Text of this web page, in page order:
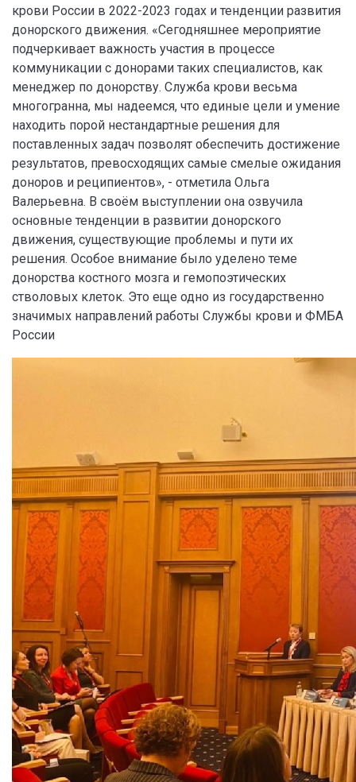
крови России в 2022-2023 годах и тенденции развития
донорского движения. «Сегодняшнее мероприятие
подчеркивает важность участия в процессе
коммуникации с донорами таких специалистов, как
менеджер по донорству. Служба крови весьма
многогранна, мы надеемся, что единые цели и умение
находить порой нестандартные решения для
поставленных задач позволят обеспечить достижение
результатов, превосходящих самые смелые ожидания
доноров и реципиентов», - отметила Ольга
Валерьевна. В своём выступлении она озвучила
основные тенденции в развитии донорского
движения, существующие проблемы и пути их
решения. Особое внимание было уделено теме
донорства костного мозга и гемопоэтических
стволовых клеток. Это еще одно из государственно
значимых направлений работы Службы крови и ФМБА
России